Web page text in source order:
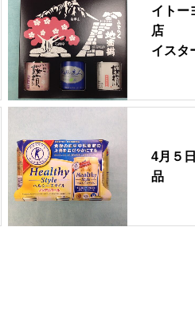
イトー
イスタ
4月５
品